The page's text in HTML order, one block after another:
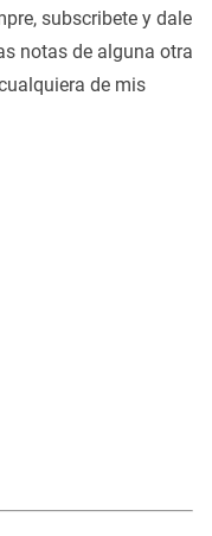
subscribete y dale
notas de alguna otra
de mis